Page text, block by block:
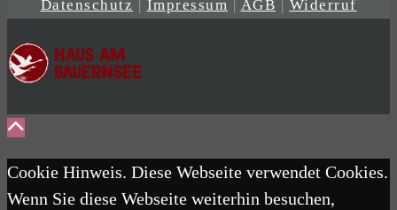
Datenschutz
Impressum AGB Widerruf
Cookie Hinweis. Diese Webseite verwendet Cookies.
Wenn Sie diese Webseite weiterhin besuchen,